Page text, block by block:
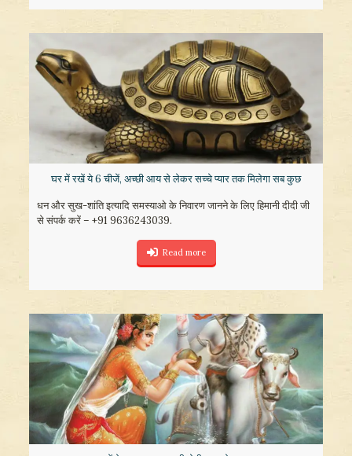
घर में रखें ये 6 चीजें, अच्छी आय से लेकर सच्चे प्यार तक मिलेगा सब कुछ
धन और सुख-शांति इत्यादि समस्याओ के निवारण जानने के लिए हिमानी दीदी जी
से संपर्क करें – +91 9636243039.
Read more